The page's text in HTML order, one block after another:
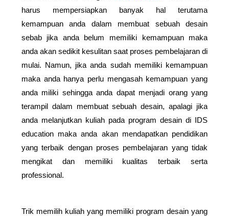
harus mempersiapkan banyak hal terutama
kemampuan anda dalam membuat sebuah desain
sebab jika anda belum memiliki kemampuan maka
anda akan sedikit kesulitan saat proses pembelajaran di
mulai. Namun, jika anda sudah memiliki kemampuan
maka anda hanya perlu mengasah kemampuan yang
anda miliki sehingga anda dapat menjadi orang yang
terampil dalam membuat sebuah desain, apalagi jika
anda melanjutkan kuliah pada program desain di IDS
education maka anda akan mendapatkan pendidikan
yang terbaik dengan proses pembelajaran yang tidak
mengikat dan memiliki kualitas terbaik serta
professional.
Trik memilih kuliah yang memiliki program desain yang